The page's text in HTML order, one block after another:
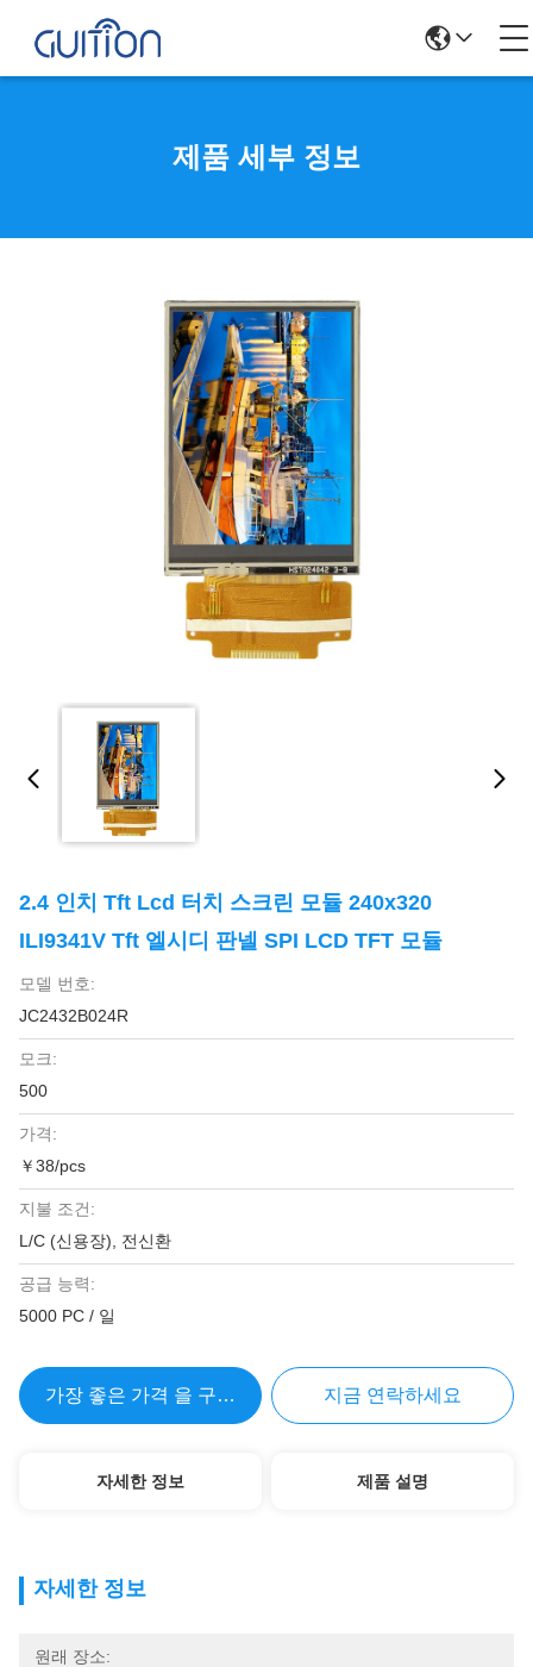
제품 세부 정보
2.4 인치 Tft Lcd 터치 스크린 모듈 240x320
ILI9341V Tft 엘시디 판넬 SPI LCD TFT 모듈
모델 번호:
JC2432B024R
모크:
500
가격:
￥38/pcs
지불 조건:
L/C (신용장), 전신환
공급 능력:
5000 PC / 일
가장 좋은 가격 을 구하라 지금 연락하세요
자세한 정보 제품 설명
자세한 정보
원래 장소: